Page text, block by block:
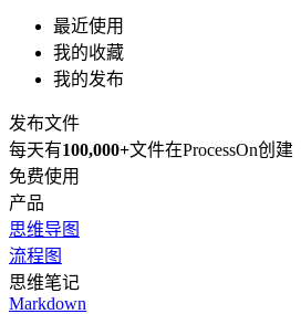
最近使用
我的收藏
我的发布
发布文件
每天有100,000+文件在ProcessOn创建
免费使用
产品
思维导图
流程图
思维笔记
Markdown